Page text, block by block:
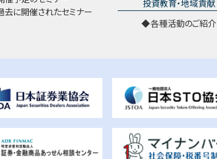
去に開催されたセミナー
投資教育・地域貢献
各種活動のご紹介